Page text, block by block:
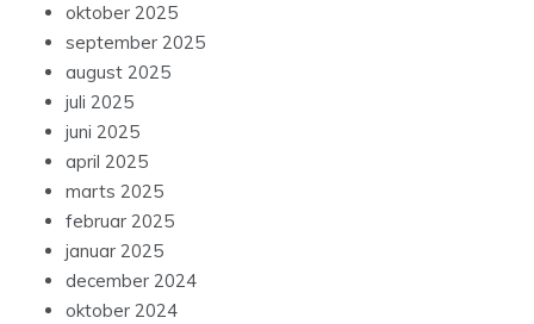
oktober 2025
september 2025
august 2025
juli 2025
juni 2025
april 2025
marts 2025
februar 2025
januar 2025
december 2024
oktober 2024